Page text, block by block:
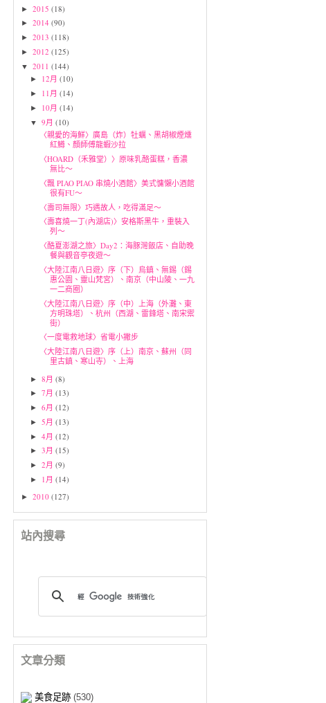
► 2015 (18)
► 2014 (90)
► 2013 (118)
► 2012 (125)
▼ 2011 (144)
► 12月(10)
► 11月(14)
► 10月(14)
▼9月(10)
〈親愛的海鮮〉廣島（炸）牡蠣、黑胡椒煙燻
紅鱒、顏師傅龍蝦沙拉
〈HOARD（禾雅堂）〉原味乳酪蛋糕，香濃
無比～
〈飄 PIAO PIAO 串燒小酒館〉美式慵懶小酒館
很有FU～
〈壽司無限〉巧遇故人，吃得滿足～
〈壽喜燒一丁(內湖店)〉安格斯黑牛，重裝入
列～
〈酷夏澎湖之旅〉Day2：海豚灣飯店、自助晚
餐與觀音亭夜遊～
〈大陸江南八日遊〉序（下）烏鎮、無錫（錫
惠公園、靈山梵宮）、南京（中山陵、一九
一二商圈）
〈大陸江南八日遊〉序（中）上海（外灘、東
方明珠塔）、杭州（西湖、雷鋒塔、南宋禦
街）
〈一度電救地球〉省電小撇步
〈大陸江南八日遊〉序（上）南京、蘇州（同
里古鎮、寒山寺）、上海
►8月(8)
►7月(13)
►6月(12)
►5月(13)
►4月(12)
►3月(15)
►2月(9)
► 1月(14)
► 2010 (127)
站內搜尋
文章分類
美食足跡 (530)